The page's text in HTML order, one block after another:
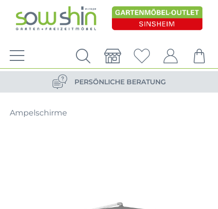
VERSANDKOSTENFREIE LIEFERUNG
PERSÖNLICHE BERATUNG
Ampelschirme